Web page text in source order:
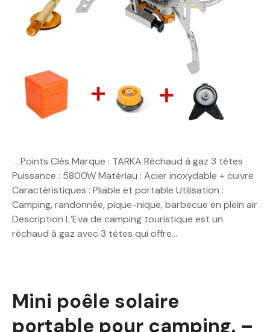
. . Points Clés Marque : TARKA Réchaud à gaz 3 têtes
Puissance : 5800W Matériau : Acier inoxydable + cuivre
Caractéristiques : Pliable et portable Utilisation :
Camping, randonnée, pique-nique, barbecue en plein air
Description L’Eva de camping touristique est un
réchaud à gaz avec 3 têtes qui offre…
Mini poêle solaire
portable pour camping. –